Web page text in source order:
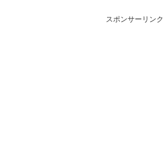
スポンサーリンク